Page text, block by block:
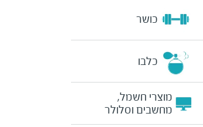
כושר
כלבו
מוצרי חשמל,
מחשבים וסלולר